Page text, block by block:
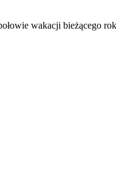
wakacji bieżącego